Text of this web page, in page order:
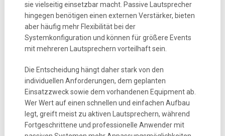
sie vielseitig einsetzbar macht. Passive Lautsprecher
hingegen benötigen einen externen Verstärker, bieten
aber häufig mehr Flexibilität bei der
Systemkonfiguration und können für größere Events
mit mehreren Lautsprechern vorteilhaft sein.
Die Entscheidung hängt daher stark von den
individuellen Anforderungen, dem geplanten
Einsatzzweck sowie dem vorhandenen Equipment ab.
Wer Wert auf einen schnellen und einfachen Aufbau
legt, greift meist zu aktiven Lautsprechern, während
Fortgeschrittene und professionelle Anwender mit